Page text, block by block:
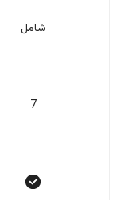
شامل
7